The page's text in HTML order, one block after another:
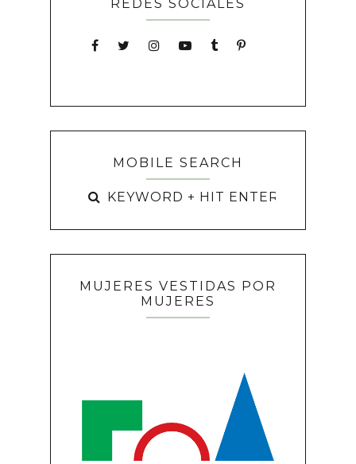
REDES SOCIALES
MOBILE SEARCH
MUJERES VESTIDAS POR
MUJERES